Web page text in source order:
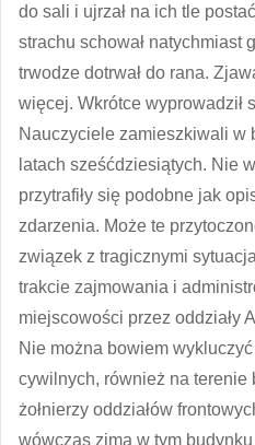
do sali i ujrzał na ich tle
strachu schował natychmiast
trwodze dotrwał do rana.
więcej. Wkrótce wyprowadził
Nauczyciele zamieszkiwali w
latach sześćdziesiątych. Nie
przytrafiły się podobne jak
zdarzenia. Może te
związek z tragicznymi
trakcie zajmowania i
miejscowości przez oddziały
Nie można bowiem
cywilnych, również na terenie
żołnierzy oddziałów
wówczas zimą w tym